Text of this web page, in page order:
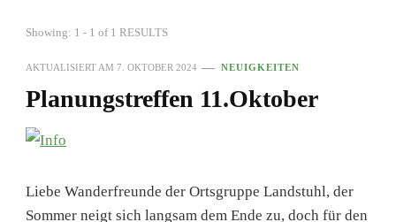
Showing: 1 - 1 of 1 RESULTS
AKTUALISIERT AM 7. OKTOBER 2024 NEUIGKEITEN
Planungstreffen 11.Oktober
Liebe Wanderfreunde der Ortsgruppe Landstuhl, der
Sommer neigt sich langsam dem Ende zu, doch für den